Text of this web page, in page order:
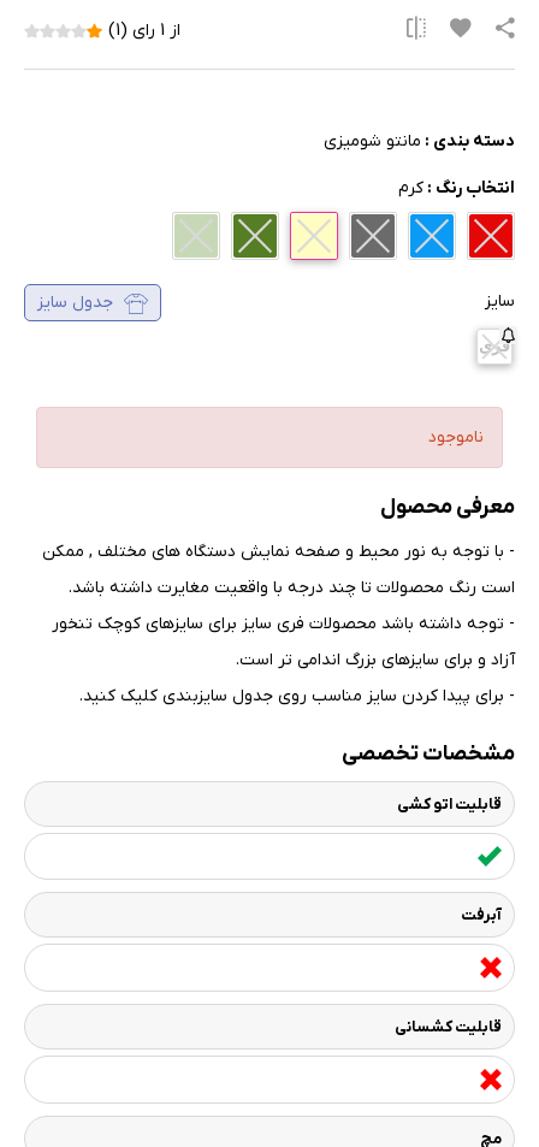
از 1 رای (1)
دسته بندی : مانتو شومیزی
انتخاب رنگ : کرم
سایز جدول سایز
فری
ناموجود
معرفی محصول
- با توجه به نور محیط و صفحه نمایش دستگاه های مختلف , ممکن
است رنگ محصولات تا چند درجه با واقعیت مغایرت داشته باشد.
- توجه داشته باشد محصولات فری سایز برای سایزهای کوچک تنخور
آزاد و برای سایزهای بزرگ اندامی تر است.
- برای پیدا کردن سایز مناسب روی جدول سایزبندی کلیک کنید.
مشخصات تخصصی
قابلیت اتو کشی
آبرفت
قابلیت کشسانی
مچ